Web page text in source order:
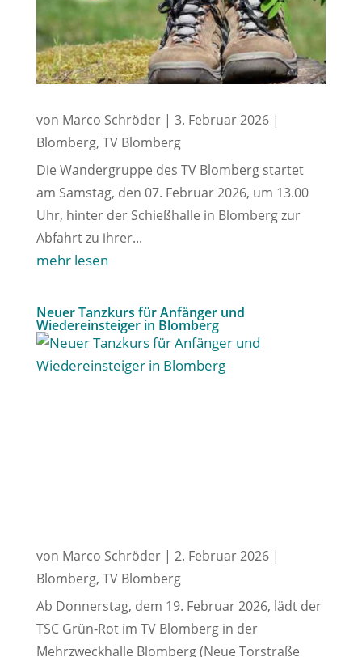
von Marco Schröder| 3. Februar 2026|
Blomberg, TV Blomberg
Die Wandergruppe des TV Blomberg startet
am Samstag, den 07. Februar 2026, um 13.00
Uhr, hinter der Schießhalle in Blomberg zur
Abfahrt zu ihrer...
mehr lesen
Neuer Tanzkurs für Anfänger und
Wiedereinsteiger in Blomberg
von Marco Schröder| 2. Februar 2026|
Blomberg, TV Blomberg
Ab Donnerstag, dem 19. Februar 2026, lädt der
TSC Grün-Rot im TV Blomberg in der
Mehrzweckhalle Blomberg (Neue Torstraße